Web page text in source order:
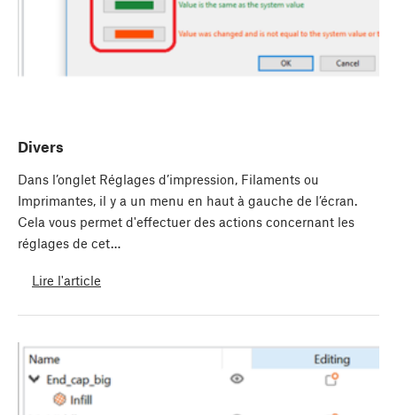
Divers
Dans l’onglet Réglages d’impression, Filaments ou
Imprimantes, il y a un menu en haut à gauche de l’écran.
Cela vous permet d'effectuer des actions concernant les
réglages de cet…
Lire l'article